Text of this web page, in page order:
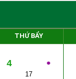
THỨ BẨY
●
4
17